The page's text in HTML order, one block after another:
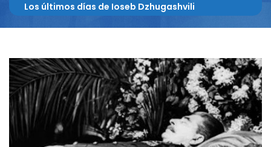
Los últimos días de Ioseb Dzhugashvili